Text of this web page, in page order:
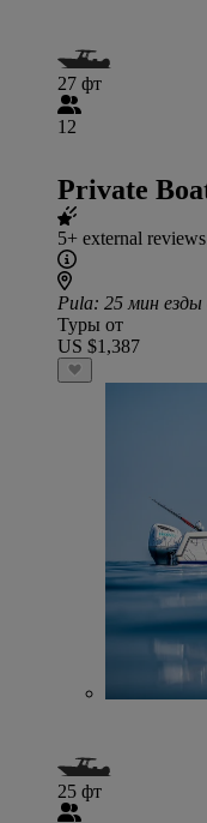
27 фт
12
Private
5+ external reviews
Pula: 25 мин
Туры от
US $1,387
25 фт